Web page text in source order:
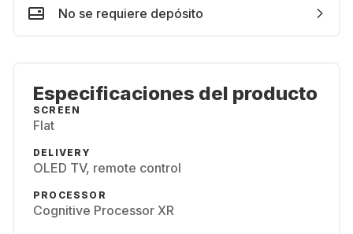
No se requiere depósito
Especificaciones del producto
SCREEN
Flat
DELIVERY
OLED TV, remote control
PROCESSOR
Cognitive Processor XR